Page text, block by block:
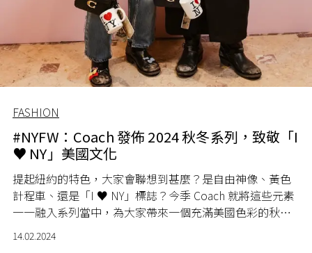
FASHION
#NYFW：Coach 發佈 2024 秋冬系列，致敬「I
♥ NY」美國文化
提起紐約的特色，大家會聯想到甚麼？是自由神像、黃色
計程車、還是「I ♥ NY」標誌？今季 Coach 就將這些元素
一一融入系列當中，為大家帶來一個充滿美國色彩的秋冬
14.02.2024